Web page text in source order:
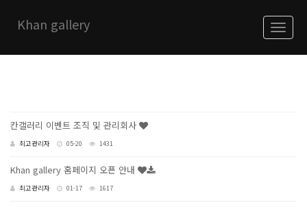
Khan gallery
China Exhibitions
notice
칸갤러리 이벤트 조직 및 관리회사
최고관리자 05-20 1431
Khan gallery 홈페이지 오픈 안내
최고관리자 01-17 1617